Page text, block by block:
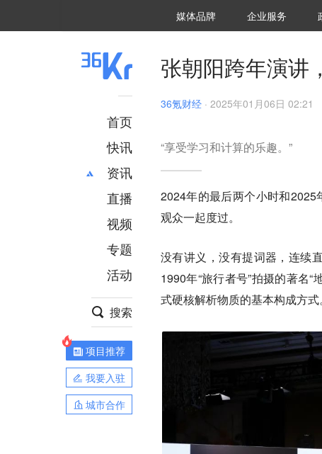
媒体品牌 36Kr研究院
企业服务
首页
快讯
资讯
推荐
财经
项目推荐
安徽
直播
视频
专题
活动
搜索
项目推荐
我要入驻
城市合作
张朝阳跨年演讲
36氪财经 · 2025年01月06日 02:21
“享受学习和计算的乐趣。”
2024年的最后两个小时和
观众一起度过。
没有讲义，没有提词器，连续
1990年“旅行者号”拍摄的著名
式硬核解析物质的基本构成方式。